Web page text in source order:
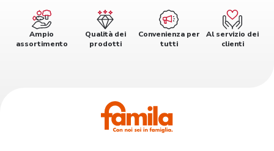
Ampio
assortimento
Qualità dei
prodotti
Convenienza per
tutti
Al servizio dei
clienti